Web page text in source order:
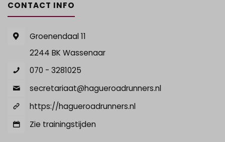
CONTACT INFO
Groenendaal 11
2244 BK Wassenaar
070 - 3281025
secretariaat@hagueroadrunners.nl
https://hagueroadrunners.nl
Zie trainingstijden